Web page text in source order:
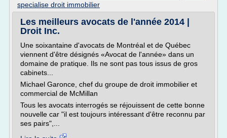
specialise droit immobilier
Les meilleurs avocats de l'année 2014 |
Droit Inc.
Une soixantaine d'avocats de Montréal et de Québec
viennent d'être désignés «Avocat de l'année» dans un
domaine de pratique. Ils ne sont pas tous issus de gros
cabinets...
Michael Garonce, chef du groupe de droit immobilier et
commercial de McMillan
Tous les avocats interrogés se réjouissent de cette bonne
nouvelle car "il est toujours intéressant d'être reconnu par
ses pairs",...